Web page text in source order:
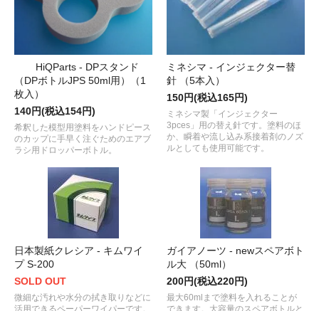
HiQParts - DPスタンド
（DPボトルJPS 50ml用）（1
枚入）
140円(税込154円)
希釈した模型用塗料をハンドピース
のカップに手早く注ぐためのエアブ
ラシ用ドロッパーボトル。
ミネシマ - インジェクター替
針 （5本入）
150円(税込165円)
ミネシマ製「インジェクター
3pces」用の替え針です。塗料のほ
か、瞬着や流し込み系接着剤のノズ
ルとしても使用可能です。
日本製紙クレシア - キムワイ
プ S-200
SOLD OUT
微細な汚れや水分の拭き取りなどに
ガイアノーツ - newスペアボト
ル大 （50ml）
200円(税込220円)
最大60mlまで塗料を入れることが